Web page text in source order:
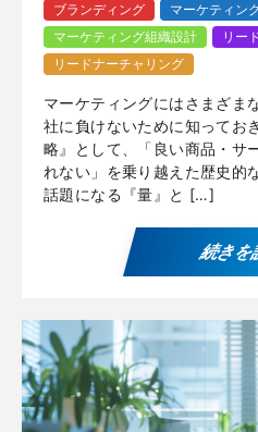
ブランディング
マーケティン
マーケティング組織設計
リー
リードナーチャリング
マーケティングにはさまざま
社に負けないために知ってお
略』として、「良い商品・サ
れない」を乗り越えた歴史的
話題になる『量』と […]
続きを